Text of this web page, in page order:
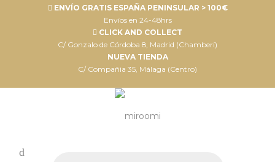
ENVÍO GRATIS ESPAÑA PENINSULAR > 100€
Envíos en 24-48hrs
CLICK AND COLLECT
C/ Gonzalo de Córdoba 8, Madrid (Chamberí)
NUEVA TIENDA
C/ Compañia 35, Málaga (Centro)